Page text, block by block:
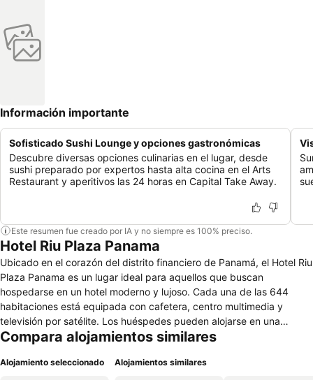
Información importante
Sofisticado Sushi Lounge y opciones gastronómicas
Descubre diversas opciones culinarias en el lugar, desde
sushi preparado por expertos hasta alta cocina en el Arts
Restaurant y aperitivos las 24 horas en Capital Take Away.
Este resumen fue creado por IA y no siempre es 100% preciso.
Hotel Riu Plaza Panama
Ubicado en el corazón del distrito financiero de Panamá, el Hotel Riu
Plaza Panama es un lugar ideal para aquellos que buscan
hospedarse en un hotel moderno y lujoso. Cada una de las 644
habitaciones está equipada con cafetera, centro multimedia y
televisión por satélite. Los huéspedes pueden alojarse en una
habitación de categoría superior para disfrutar de aún más
en la terraza, o mantenerse en forma en nuestro gimnasio
Compara alojamientos similares
Alojamiento seleccionado Alojamientos similares